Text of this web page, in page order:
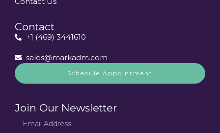
Contact
+1 (469) 3441610
sales@markadm.com
Schedule Appointment
Join Our Newsletter